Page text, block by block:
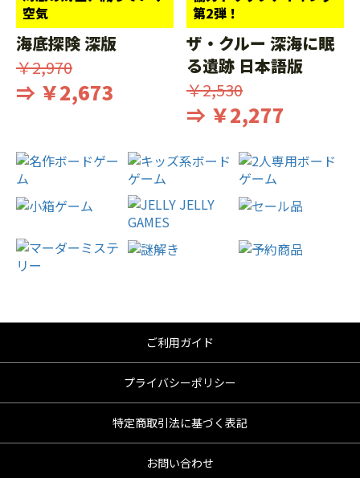
空気
海底探険 深版
￥2,970
⇒ ￥2,673
第2弾！
ザ・クルー 深海に眠
る遺跡 日本語版
￥2,530
⇒ ￥2,277
ご利用ガイド
プライバシーポリシー
特定商取引法に基づく表記
お問い合わせ